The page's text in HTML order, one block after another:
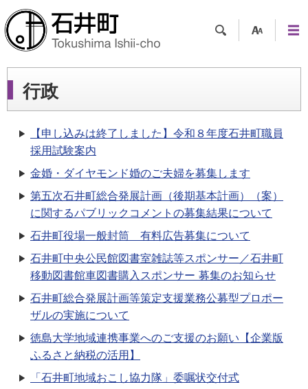
ツー
ュー
行政
【申し込みは終了しました】令和８年度石井町職員
採用試験案内
金婚・ダイヤモンド婚のご夫婦を募集します
第五次石井町総合発展計画（後期基本計画）（案）
に関するパブリックコメントの募集結果について
石井町役場一般封筒 有料広告募集について
石井町中央公民館図書室雑誌等スポンサー／石井町
移動図書館車図書購入スポンサー 募集のお知らせ
石井町総合発展計画等策定支援業務公募型プロポー
ザルの実施について
徳島大学地域連携事業へのご支援のお願い【企業版
ふるさと納税の活用】
「石井町地域おこし協力隊」委嘱状交付式